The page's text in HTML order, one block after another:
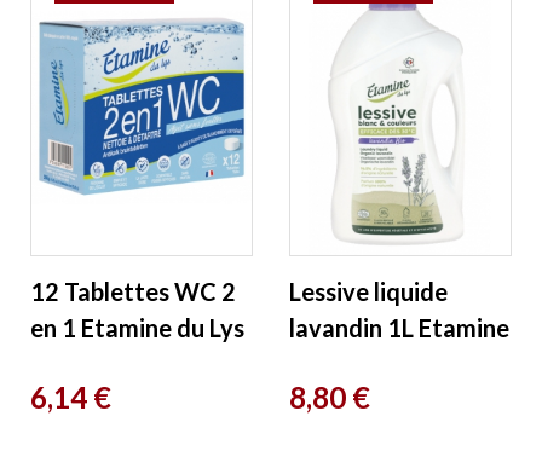
12 Tablettes WC 2
en 1 Etamine du Lys
Prix
6,14 €
Lessive liquide
lavandin 1L Etamine
Prix
8,80 €